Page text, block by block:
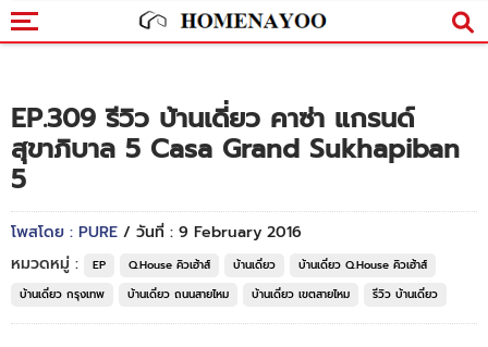
EP.309 รีวิว บ้านเดี่ยว คาซ่า แกรนด์
สุขาภิบาล 5 Casa Grand Sukhapiban
5
โพสโดย : PURE / วันที่ : 9 February 2016
หมวดหมู่ :
EP Q.House คิวเฮ้าส์ บ้านเดี่ยว
บ้านเดี่ยว Q.House คิวเฮ้าส์
บ้านเดี่ยว กรุงเทพ
บ้านเดี่ยว ถนนสายไหม บ้านเดี่ยว เขตสายไหม รีวิว บ้านเดี่ยว